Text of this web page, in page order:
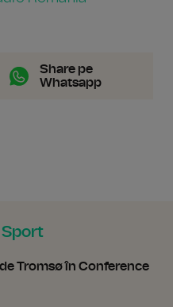
Share pe
Whatsapp
Sport
Tromsø în Conference